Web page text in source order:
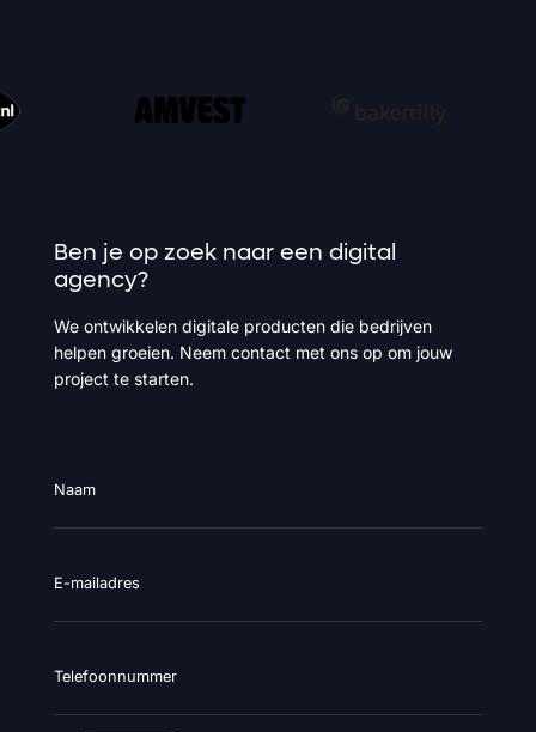
Ben je op zoek naar een digital
agency?
We ontwikkelen digitale producten die bedrijven
helpen groeien. Neem contact met ons op om jouw
project te starten.
Naam
E-mailadres
Telefoonnummer